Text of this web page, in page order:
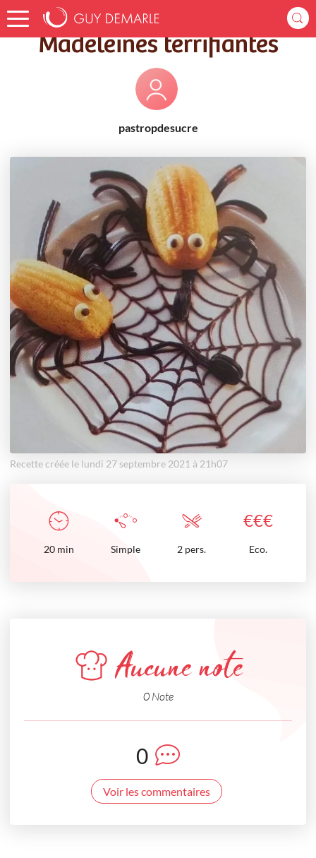
Accueil Recettes Madeleines terrifiantes
Madeleines terrifiantes
pastropdesucre
Recette créée le lundi 27 septembre 2021 à 21h07
€€€
20 min Simple 2 pers. Eco.
Aucune note
0 Note
0
Voir les commentaires